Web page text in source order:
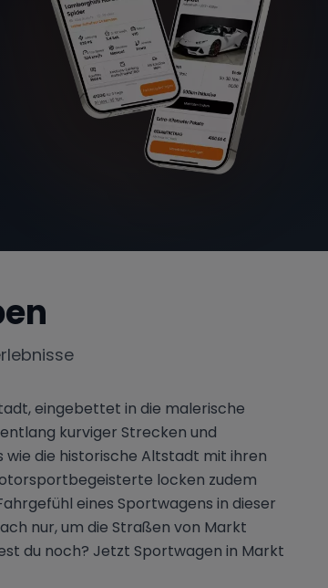
eingebettet in die malerische
kurviger Strecken und
die historische Altstadt mit ihren
locken zudem
eines Sportwagens in dieser
nur, um die Straßen von Markt
du noch? Jetzt Sportwagen in Markt